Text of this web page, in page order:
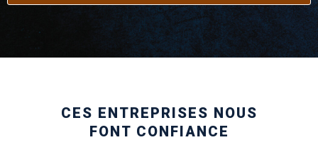
CES ENTREPRISES NOUS
FONT CONFIANCE